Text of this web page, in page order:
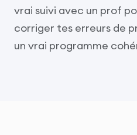
vrai suivi avec un prof
corriger tes erreurs de
un vrai programme